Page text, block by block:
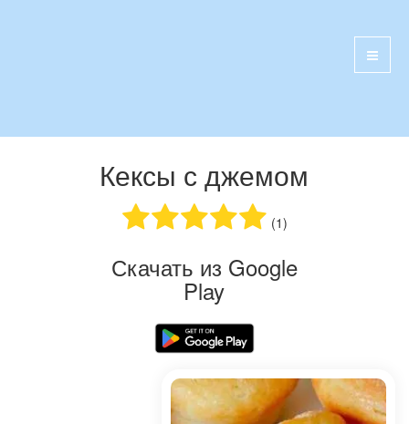
Кексы с джемом
(1)
Скачать из Google
Play